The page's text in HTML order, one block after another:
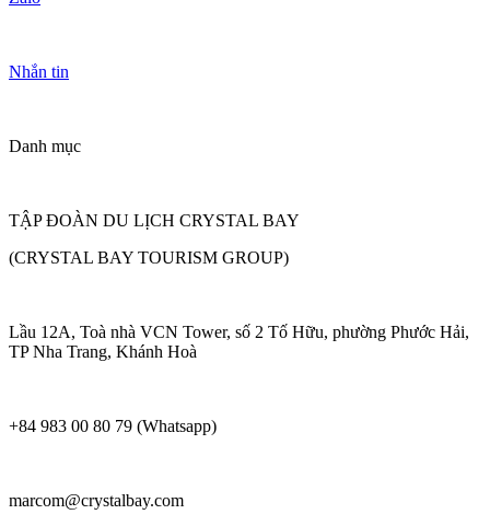
Nhắn tin
Danh mục
TẬP ĐOÀN DU LỊCH CRYSTAL BAY
(CRYSTAL BAY TOURISM GROUP)
Lầu 12A, Toà nhà VCN Tower, số 2 Tố Hữu, phường Phước Hải,
TP Nha Trang, Khánh Hoà
+84 983 00 80 79 (Whatsapp)
marcom@crystalbay.com